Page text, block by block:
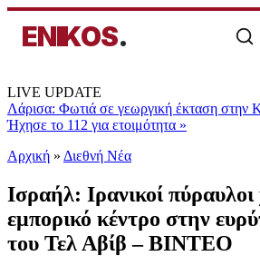
ENIKOS.
LIVE UPDATE
Λάρισα: Φωτιά σε γεωργική έκταση
Ήχησε το 112 για ετοιμότητα »
Αρχική » Διεθνή Νέα
Ισραήλ: Ιρανικοί
εμπορικό κέντρο στην
του Τελ Αβίβ – ΒΙΝΤΕΟ